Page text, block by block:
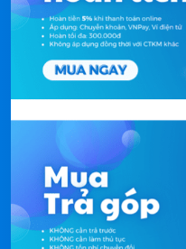
bổ lại giữa 2 vùng: nếu
Booster và vùng phải
trái để tổng không
và CZ